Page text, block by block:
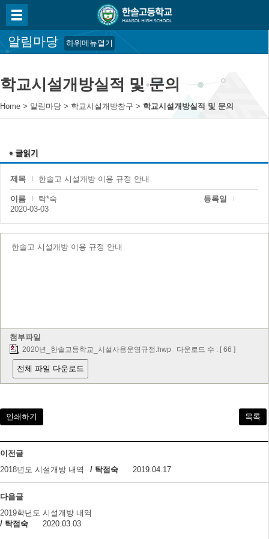
알림마당 하위메뉴열기
학교시설개방실적 및 문의
Home > 알림마당 > 학교시설개방창구 > 학교시설개방실적 및 문의
제목 한솔고 시설개방 이용 규정 안내
이름 탁*숙
등록일
2020-03-03
한솔고 시설개방 이용 규정 안내
첨부파일
2020년_한솔고등학교_시설사용운영규정.hwp 다운로드 수 : [ 66 ]
전체 파일 다운로드
인쇄하기 목록
이전글
2018년도 시설개방 내역
/ 탁점숙 2019.04.17
다음글
2019학년도 시설개방 내역
/ 탁점숙
2020.03.03